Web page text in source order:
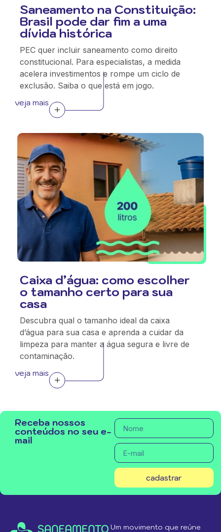
Saneamento na Constituição:
Brasil pode dar fim a uma
dívida histórica
PEC quer incluir saneamento como direito
constitucional. Para especialistas, a medida
acelera investimentos e rompe um ciclo de
exclusão. Saiba o que está em jogo.
veja mais
Caixa d’água: como escolher
o tamanho certo para sua
casa
Descubra qual o tamanho ideal da caixa
d’água para sua casa e aprenda a cuidar da
limpeza para manter a água segura e livre de
contaminação.
veja mais
Receba nossos
conteúdos no seu e-
mail
cadastrar
Um movimento que reúne